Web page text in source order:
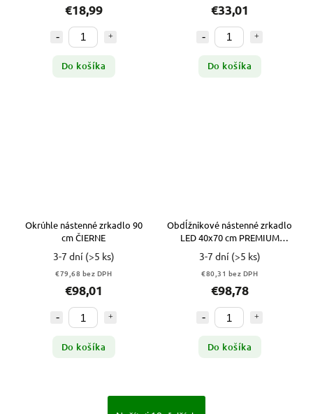
€18,99
Do košíka
€33,01
Do košíka
Okrúhle nástenné zrkadlo 90
cm ČIERNE
3-7 dní (>5 ks)
€79,68 bez DPH
€98,01
Do košíka
Obdĺžnikové nástenné zrkadlo
LED 40x70 cm PREMIUM
M1ZP-47
3-7 dní (>5 ks)
€80,31 bez DPH
€98,78
Do košíka